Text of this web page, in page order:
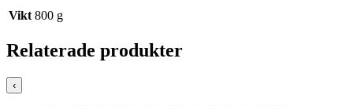
Vikt 800 g
Relaterade produkter
‹